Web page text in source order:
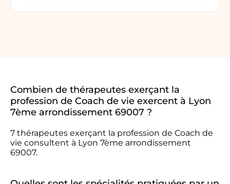
Combien de thérapeutes exerçant la
profession de Coach de vie exercent à Lyon
7ème arrondissement 69007 ?
7 thérapeutes exerçant la profession de Coach de
vie consultent à Lyon 7ème arrondissement
69007.